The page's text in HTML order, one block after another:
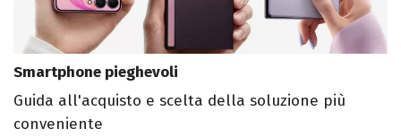
Smartphone pieghevoli
Guida all'acquisto e scelta della soluzione più
conveniente